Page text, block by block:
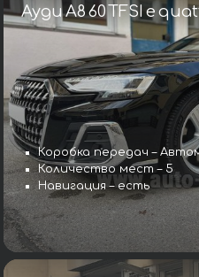
Ауди A8 60 TFSI e
Коробка передач –
Количество мест – 5
Навигация – есть